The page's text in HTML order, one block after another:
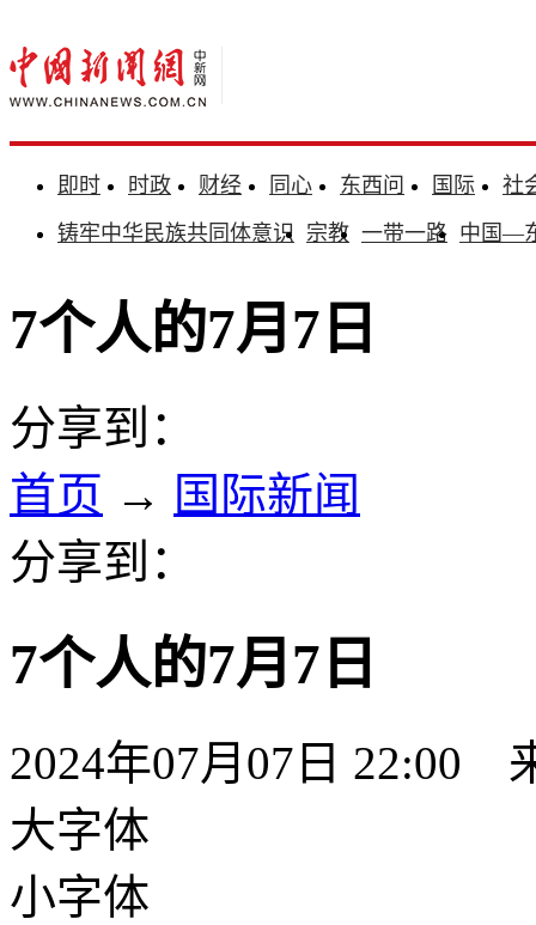
即时 时政 财经 同心 东西问 国际
社
铸牢中华民族共同体意识 宗教 一带一路 中国—
7个人的7月7日
分享到：
首页 → 国际新闻
分享到：
7个人的7月7日
2024年07月07日 22:00
大字体
小字体